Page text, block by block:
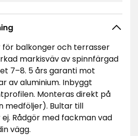
för balkonger och terrasser
markisväv av spinnfärgad
7–8. 5 års garanti mot
av aluminium. Inbyggt
Monteras direkt på
medföljer). Bultar till
Rådgör med fackman vad
vägg.